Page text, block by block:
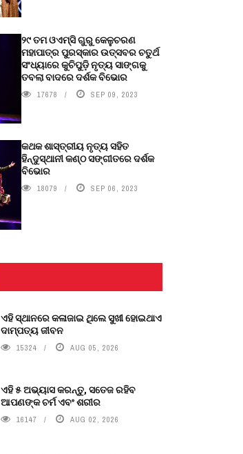
୨୯ ତମ ଓଏମ୍‌ସି ଗୁରୁ କେଳୁଚରଣ
ମହାପାତ୍ର ପୁରସ୍କାର ଉତ୍ସବର ଚତୁର୍ଥ
ସଂଧ୍ୟାରେ କୁଚିପୁଡ଼ି ନୃତ୍ୟ ସାଙ୍ଗକୁ
ତବଲା ବାଦରେ ଦର୍ଶକ ବିଭୋର
17678 SEP 09, 2023
କଥକ ଶାସ୍ତ୍ରୀୟ ନୃତ୍ୟ ସହିତ
ହିନ୍ଦୁସ୍ଥାନୀ କଣ୍ଠ ସଙ୍ଗୀତରେ ଦର୍ଶକ
ବିଭୋର
18079 SEP 06, 2023
ଏହି ସ୍ଥାନରେ କଳାଜାଇ ଥିଲେ ସୁଖୀ ହୋଇଥାଏ
ଦାମ୍ପତ୍ୟ ଜୀବନ
15324 AUG 05, 2026
ଏହି ୫ ଅଭ୍ୟାସ କରନ୍ତୁ, ସତେଜ ରହିବ
ଆପଣଙ୍କ ଚର୍ମ ଏବଂ ଶରୀର
16147 AUG 02, 2026